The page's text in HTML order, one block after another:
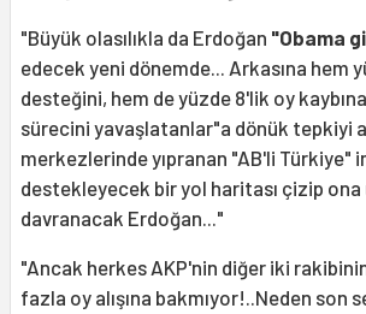
"Büyük olasılıkla da Erdoğan "Obama
edecek yeni dönemde... Arkasına hem
desteğini, hem de yüzde 8'lik oy
sürecini yavaşlatanlar"a dönük tepkiyi
merkezlerinde yıpranan "AB'li Türkiye"
destekleyecek bir yol haritası çizip ona
davranacak Erdoğan..."
"Ancak herkes AKP'nin diğer iki
fazla oy alışına bakmıyor!..Neden son